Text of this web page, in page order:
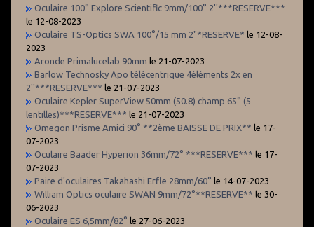
Oculaire 100° Explore Scientific 9mm/100° 2''***RESERVE***
le 12-08-2023
Oculaire TS-Optics SWA 100°/15 mm 2"*RESERVE* le 12-08-
2023
Aronde Primalucelab 90mm le 21-07-2023
Barlow Technosky Apo télécentrique 4éléments 2x en
2''***RESERVE*** le 21-07-2023
Oculaire Kepler SuperView 50mm (50.8) champ 65° (5
lentilles)***RESERVE*** le 21-07-2023
Omegon Prisme Amici 90° **2ème BAISSE DE PRIX** le 17-
07-2023
Oculaire Baader Hyperion 36mm/72° ***RESERVE*** le 17-
07-2023
Paire d'oculaires Takahashi Erfle 28mm/60° le 14-07-2023
William Optics oculaire SWAN 9mm/72°**RESERVE** le 30-
06-2023
Oculaire ES 6,5mm/82° le 27-06-2023